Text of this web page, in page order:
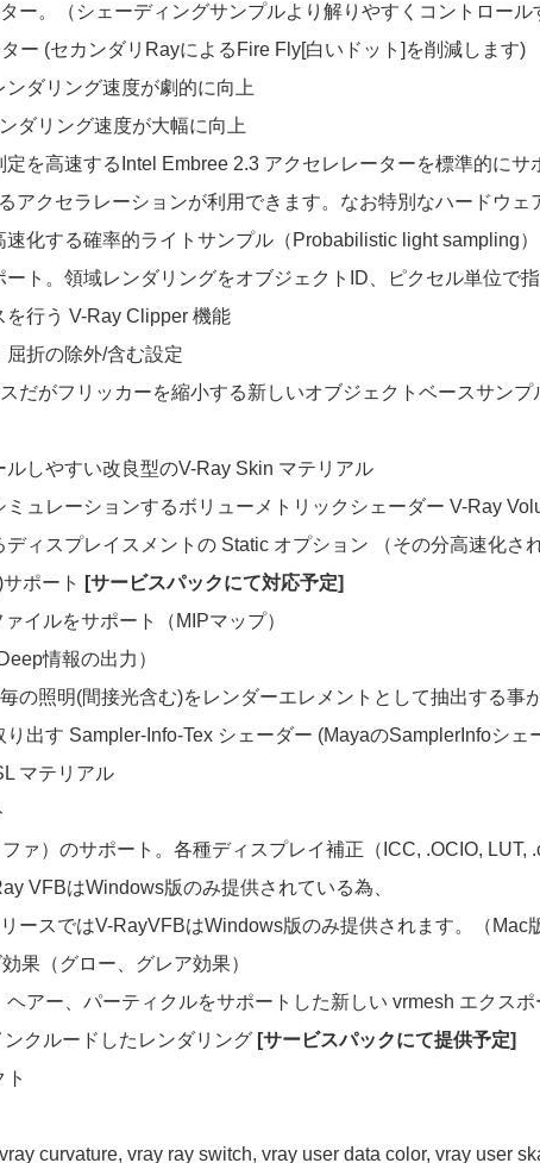
ー。（シェーディングサンプルより解りやすくコントロール
ー (セカンダリRayによるFire Fly[白いドット]を削減します)
ダリング速度が劇的に向上
ダリング速度が大幅に向上
を高速するIntel Embree 2.3 アクセレレーターを標準的に
アクセラレーションが利用できます。なお特別なハードウェ
化する確率的ライトサンプル（Probabilistic light sampling）
ト。領域レンダリングをオブジェクトID、ピクセル単位で指
行う V-Ray Clipper 機能
折の除外/含む設定
だがフリッカーを縮小する新しいオブジェクトベースサン
しやすい改良型のV-Ray Skin マテリアル
ュレーションするボリューメトリックシェーダー V-Ray
ィスプレイスメントの Static オプション （その分高速化され
ポート
[サービスパックにて対応予定]
イルをサポート（MIPマップ）
情報の出力）
の照明(間接光含む)をレンダーエレメントとして抽出する事
出す Sampler-Info-Tex シェーダー (MayaのSamplerInfoシェ
マテリアル
ァ）のサポート。各種ディスプレイ補正（ICC, .OCIO,
VFBはWindows版のみ提供されている為、
ースではV-RayVFBはWindows版のみ提供されます。（Mac
果（グロー、グレア効果）
アー、パーティクルをサポートした新しい vrmesh エクスポ
クルードしたレンダリング [サービスパックにて提供予定]
curvature, vray ray switch, vray user data color, vray user